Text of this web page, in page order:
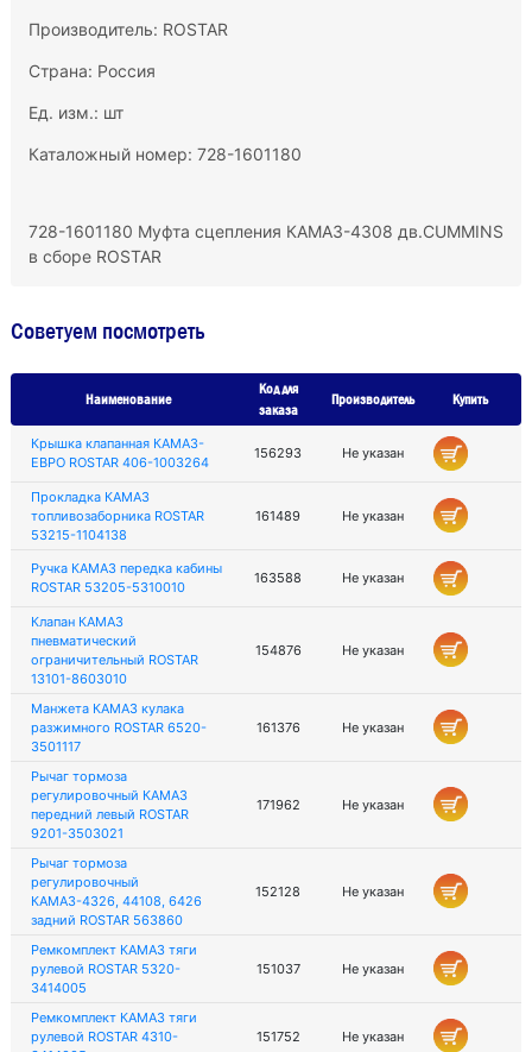
Производитель: ROSTAR
Страна: Россия
Ед. изм.: шт
Каталожный номер: 728-1601180
728-1601180 Муфта сцепления КАМАЗ-4308 дв.CUMMINS
в сборе ROSTAR
Советуем посмотреть
Наименование
Код для
заказа
Производитель Купить
Крышка клапанная КАМАЗ-
ЕВРО ROSTAR 406-1003264
156293 Не указан
Прокладка КАМАЗ
топливозаборника ROSTAR
53215-1104138
161489 Не указан
Ручка КАМАЗ передка кабины
ROSTAR 53205-5310010
163588 Не указан
Клапан КАМАЗ
пневматический
ограничительный ROSTAR
13101-8603010
154876 Не указан
Манжета КАМАЗ кулака
разжимного ROSTAR 6520-
3501117
161376 Не указан
Рычаг тормоза
регулировочный КАМАЗ
передний левый ROSTAR
9201-3503021
171962 Не указан
Рычаг тормоза
регулировочный
КАМАЗ-4326, 44108, 6426
задний ROSTAR 563860
152128 Не указан
Ремкомплект КАМАЗ тяги
рулевой ROSTAR 5320-
3414005
151037 Не указан
Ремкомплект КАМАЗ тяги
рулевой ROSTAR 4310-
151752 Не указан